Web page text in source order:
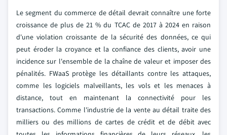
Le segment du commerce de détail devrait connaître une forte
croissance de plus de 21 % du TCAC de 2017 à 2024 en raison
d'une violation croissante de la sécurité des données, ce qui
peut éroder la croyance et la confiance des clients, avoir une
incidence sur l'ensemble de la chaîne de valeur et imposer des
pénalités. FWaaS protège les détaillants contre les attaques,
comme les logiciels malveillants, les vols et les menaces à
distance, tout en maintenant la connectivité pour les
transactions. Comme l'industrie de la vente au détail traite des
milliers ou des millions de cartes de crédit et de débit avec